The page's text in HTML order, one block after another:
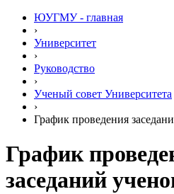
ЮУГМУ - главная
›
Университет
›
Руководство
›
Ученый совет Университета
›
График проведения
График
заседаний